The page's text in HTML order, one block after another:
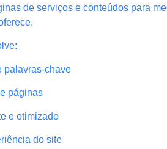
de serviços e conteúdos para
palavras-chave
páginas
e otimizado
do site